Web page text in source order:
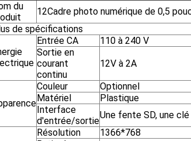
du
12Cadre photo numérique de 0,5
de spécifications
Entrée CA
110 à 240 V
Sortie en
courant
continu
12V à 2A
Couleur
Optionnel
Matériel
Plastique
Interface
d'entrée/sortie
Une fente SD, une clé
Résolution
1366*768